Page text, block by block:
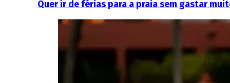
Quer ir de férias para a praia sem gastar